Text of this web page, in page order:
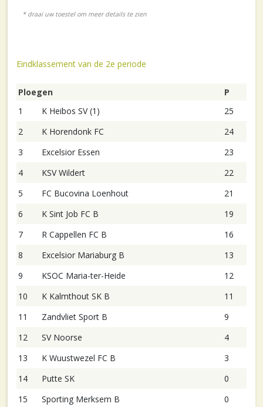
Eindklassement van de 2e periode
Ploegen
P
1
K Heibos SV (1)
25
2
K Horendonk FC
24
3
Excelsior Essen
23
4
KSV Wildert
22
5
FC Bucovina Loenhout
21
6
K Sint Job FC B
19
7
R Cappellen FC B
16
8
Excelsior Mariaburg B
13
9
KSOC Maria-ter-Heide
12
10
K Kalmthout SK B
11
11
Zandvliet Sport B
9
12
SV Noorse
4
13
K Wuustwezel FC B
3
14
Putte SK
0
15
Sporting Merksem B 0